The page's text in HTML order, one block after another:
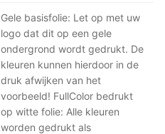
Gele basisfolie: Let op met uw
logo dat dit op een gele
ondergrond wordt gedrukt. De
kleuren kunnen hierdoor in de
druk afwijken van het
voorbeeld! FullColor bedrukt
op witte folie: Alle kleuren
worden gedrukt als